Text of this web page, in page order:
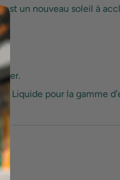
un nouveau soleil à
Liquide pour la gamme